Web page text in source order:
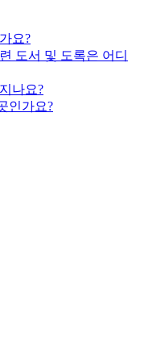
요?
도서 및 도록은 어디
나요?
인가요?